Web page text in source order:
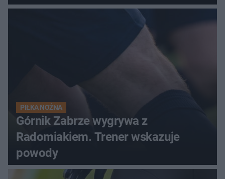
PIŁKA NOŻNA
Górnik Zabrze wygrywa z
Radomiakiem. Trener wskazuje
powody